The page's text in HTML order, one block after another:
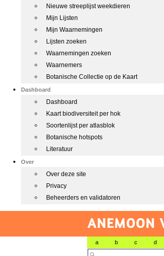
Nieuwe streeplijst weekdieren
Mijn Lijsten
Mijn Waarnemingen
Lijsten zoeken
Waarnemingen zoeken
Waarnemers
Botanische Collectie op de Kaart
Dashboard
Dashboard
Kaart biodiversiteit per hok
Soortenlijst per atlasblok
Botanische hotspots
Literatuur
Over
Over deze site
Privacy
Beheerders en validatoren
a b c d